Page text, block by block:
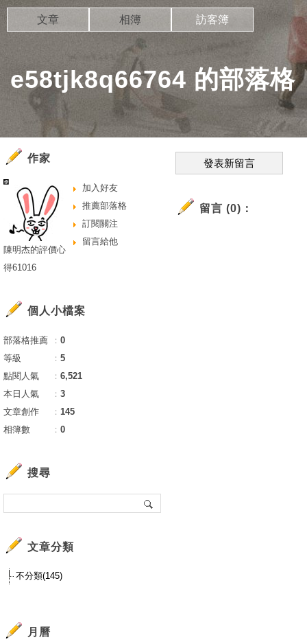
e58tjk8q66764 的部落格
文章 相簿 訪客簿
發表新留言
留言 (0)：
作家
加入好友
推薦部落格
訂閱關注
留言給他
陳明杰的評價心
得61016
個人小檔案
部落格推薦 ： 0
等級
： 5
點閱人氣
： 6,521
本日人氣
： 3
文章創作
： 145
相簿數
： 0
搜尋
文章分類
不分類(145)
月曆